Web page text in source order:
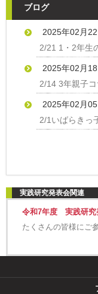
ブログ
2025年02月22
2/21 1・2年生
2025年02月18
2/14 3年親子
2025年02月05
2/1いばらきっ
実践研究発表会関連
令和7年度 実践研究
たくさんの皆様にご